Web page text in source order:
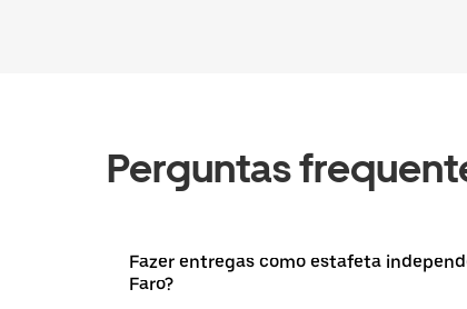
Perguntas
Fazer entregas como estafeta
Faro?